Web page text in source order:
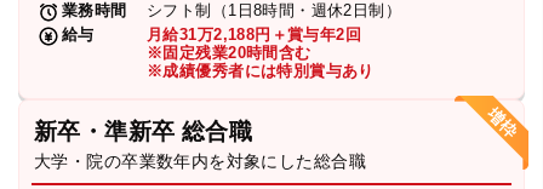
業務時間
シフト制（1日8時間・週休2日制）
給与
月給31万2,188円＋賞与年2回
※固定残業20時間含む
※成績優秀者には特別賞与あり
新卒・準新卒 総合職
大学・院の卒業数年内を対象にした総合職